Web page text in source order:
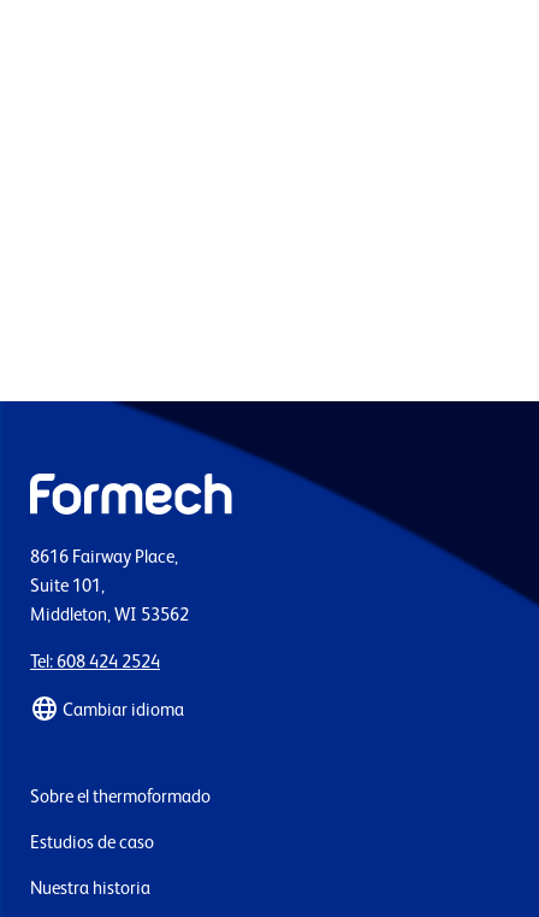
8616 Fairway Place,
Suite 101,
Middleton, WI 53562
Tel: 608 424 2524
Cambiar idioma
Sobre el thermoformado
Estudios de caso
Nuestra historia